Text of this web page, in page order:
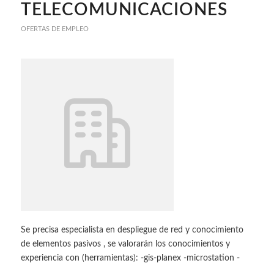
TELECOMUNICACIONES
OFERTAS DE EMPLEO
Se precisa especialista en despliegue de red y conocimiento
de elementos pasivos , se valorarán los conocimientos y
experiencia con (herramientas): -gis-planex -microstation -